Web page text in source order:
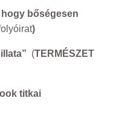
bőségesen
)
(TERMÉSZET
titkai